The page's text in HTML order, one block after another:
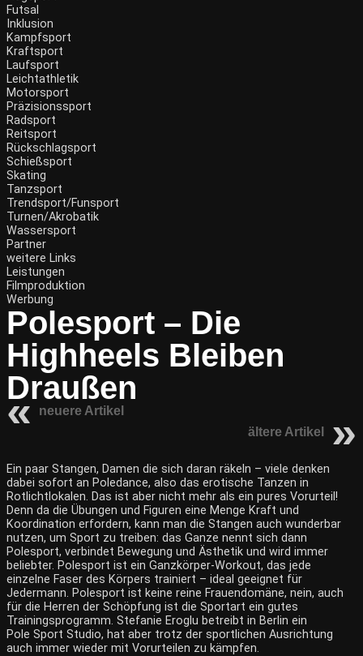
Futsal
Inklusion
Kampfsport
Kraftsport
Laufsport
Leichtathletik
Motorsport
Präzisionssport
Radsport
Reitsport
Rückschlagsport
Schießsport
Skating
Tanzsport
Trendsport/Funsport
Turnen/Akrobatik
Wassersport
Partner
weitere Links
Leistungen
Filmproduktion
Werbung
Polesport – Die
Highheels Bleiben
Draußen
neuere Artikel
ältere Artikel
Ein paar Stangen, Damen die sich daran räkeln – viele denken
dabei sofort an Poledance, also das erotische Tanzen in
Rotlichtlokalen. Das ist aber nicht mehr als ein pures Vorurteil!
Denn da die Übungen und Figuren eine Menge Kraft und
Koordination erfordern, kann man die Stangen auch wunderbar
nutzen, um Sport zu treiben: das Ganze nennt sich dann
Polesport, verbindet Bewegung und Ästhetik und wird immer
beliebter. Polesport ist ein Ganzkörper-Workout, das jede
einzelne Faser des Körpers trainiert – ideal geeignet für
Jedermann. Polesport ist keine reine Frauendomäne, nein, auch
für die Herren der Schöpfung ist die Sportart ein gutes
Trainingsprogramm. Stefanie Eroglu betreibt in Berlin ein
Pole Sport Studio, hat aber trotz der sportlichen Ausrichtung
auch immer wieder mit Vorurteilen zu kämpfen.